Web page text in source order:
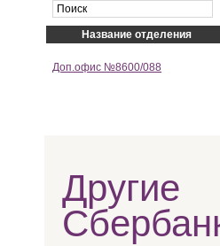
Название отделения
Доп.офис №8600/088